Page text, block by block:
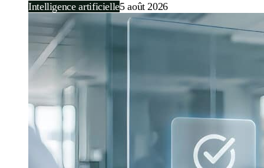
Intelligence artificielle5 août 2026